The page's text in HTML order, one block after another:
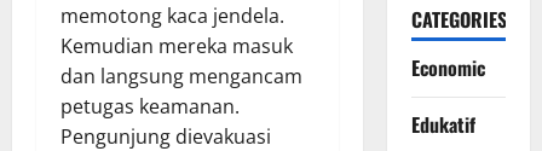
memotong kaca jendela.
Kemudian mereka masuk
dan langsung mengancam
petugas keamanan.
Pengunjung dievakuasi
CATEGORIES
Economic
Edukatif